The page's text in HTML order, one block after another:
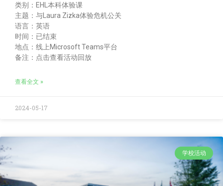
类别：EHL本科体验课
主题：与Laura Zizka体验危机公关
语言：英语
时间：已结束
地点：线上Microsoft Teams平台
备注：点击查看活动回放
查看全文 »
2024-05-17
学校活动